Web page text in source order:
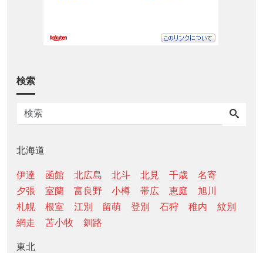
検索
北海道
伊達 函館 北広島 北斗 北見 千歳
名寄
夕張
室蘭 富良野 小樽 帯広 恵庭
旭川
札幌
根室 江別 留萌 登別 石狩 稚内
紋別
網走
苫小牧 釧路
東北